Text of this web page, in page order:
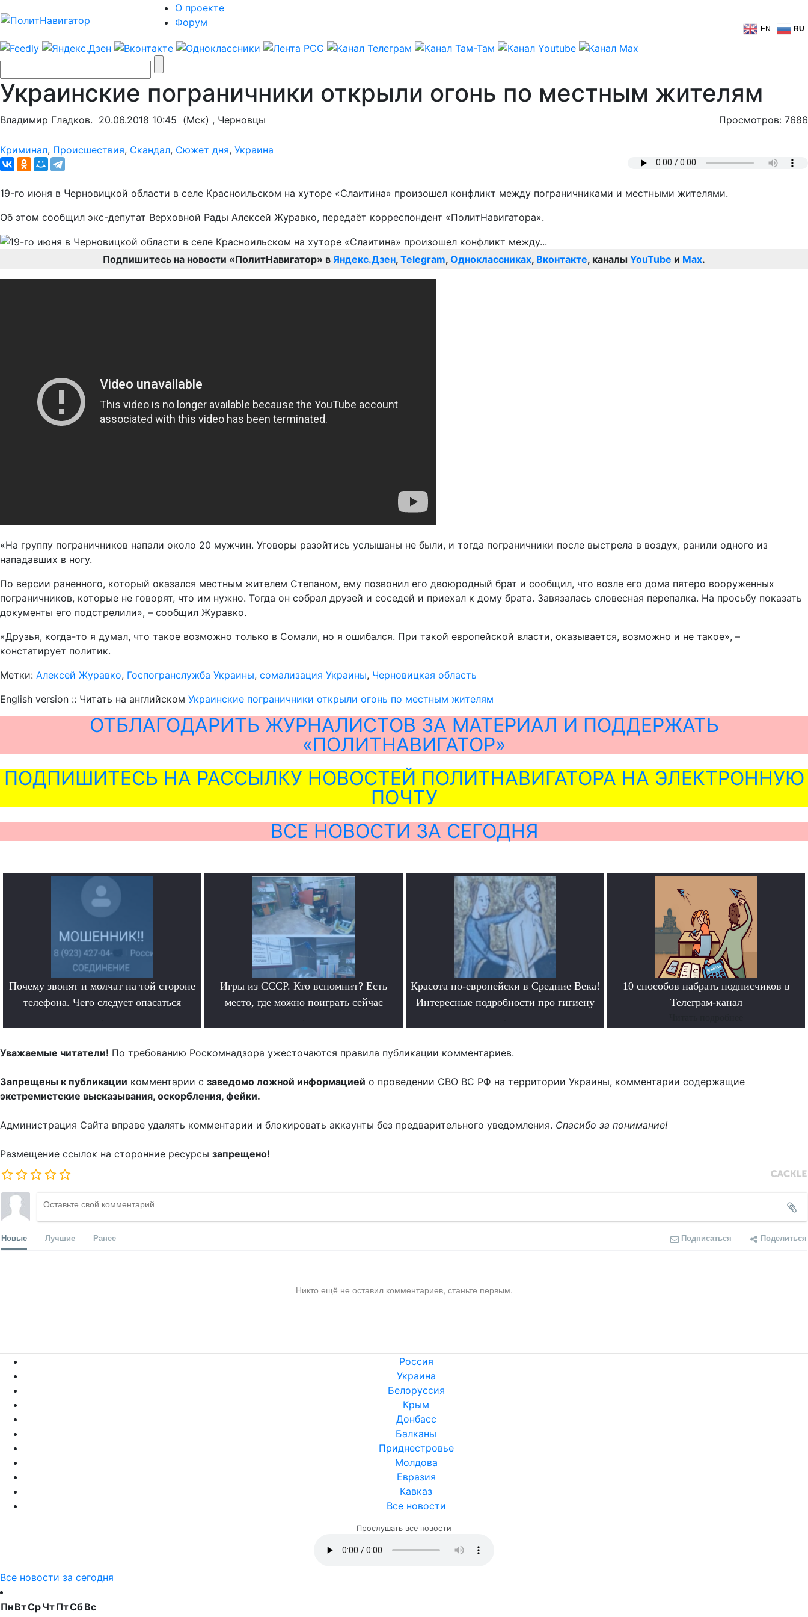
О проекте
Форум
EN RU
Украинские пограничники открыли огонь по местным жителям
Владимир Гладков. 20.06.2018 10:45 (Мск) , Черновцы Просмотров: 7686
Криминал, Происшествия, Скандал, Сюжет дня, Украина
19-го июня в Черновицкой области в селе Красноильском на хуторе «Слаитина» произошел конфликт между пограничниками и местными жителями.
Об этом сообщил экс-депутат Верховной Рады Алексей Журавко, передаёт корреспондент «ПолитНавигатора».
Подпишитесь на новости «ПолитНавигатор» в Яндекс.Дзен, Telegram, Одноклассниках, Вконтакте, каналы YouTube и Max.
«На группу пограничников напали около 20 мужчин. Уговоры разойтись услышаны не были, и тогда пограничники после выстрела в воздух, ранили одного из
нападавших в ногу.
По версии раненного, который оказался местным жителем Степаном, ему позвонил его двоюродный брат и сообщил, что возле его дома пятеро вооруженных
пограничников, которые не говорят, что им нужно. Тогда он собрал друзей и соседей и приехал к дому брата. Завязалась словесная перепалка. На просьбу показать
документы его подстрелили», – сообщил Журавко.
«Друзья, когда-то я думал, что такое возможно только в Сомали, но я ошибался. При такой европейской власти, оказывается, возможно и не такое», –
констатирует политик.
Метки: Алексей Журавко, Госпогранслужба Украины, сомализация Украины, Черновицкая область
English version :: Читать на английском Украинские пограничники открыли огонь по местным жителям
ОТБЛАГОДАРИТЬ ЖУРНАЛИСТОВ ЗА МАТЕРИАЛ И ПОДДЕРЖАТЬ
«ПОЛИТНАВИГАТОР»
ПОДПИШИТЕСЬ НА РАССЫЛКУ НОВОСТЕЙ ПОЛИТНАВИГАТОРА НА ЭЛЕКТРОННУЮ
ПОЧТУ
ВСЕ НОВОСТИ ЗА СЕГОДНЯ
Почему звонят и молчат на той стороне
телефона. Чего следует опасаться
Игры из СССР. Кто вспомнит? Есть
место, где можно поиграть сейчас
Красота по-европейски в Средние Века!
Интересные подробности про гигиену
10 способов набрать подписчиков в
Телеграм-канал
Уважаемые читатели! По требованию Роскомнадзора ужесточаются правила публикации комментариев.
Запрещены к публикации комментарии с заведомо ложной информацией о проведении СВО ВС РФ на территории Украины, комментарии содержащие
экстремистские высказывания, оскорбления, фейки.
Администрация Сайта вправе удалять комментарии и блокировать аккаунты без предварительного уведомления. Спасибо за понимание!
Размещение ссылок на сторонние ресурсы запрещено!
Новые Лучшие Ранее Подписаться Поделиться
Никто ещё не оставил комментариев, станьте первым.
Россия
Украина
Белоруссия
Крым
Донбасс
Балканы
Приднестровье
Молдова
Евразия
Кавказ
Все новости
Прослушать все новости
Все новости за сегодня
ПнВтСрЧтПтСбВс